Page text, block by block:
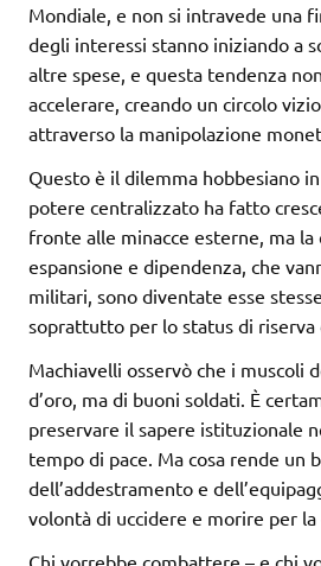
Mondiale, e non si intravede una
degli interessi stanno iniziando a
altre spese, e questa tendenza
accelerare, creando un circolo
attraverso la manipolazione
Questo è il dilemma hobbesiano
potere centralizzato ha fatto
fronte alle minacce esterne, ma la
espansione e dipendenza, che
militari, sono diventate esse
soprattutto per lo status di riserva
Machiavelli osservò che i muscoli
d’oro, ma di buoni soldati. È
preservare il sapere istituzionale
tempo di pace. Ma cosa rende un
dell’addestramento e
volontà di uccidere e morire per la